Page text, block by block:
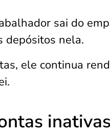
sai do
depósitos nela.
ele continua